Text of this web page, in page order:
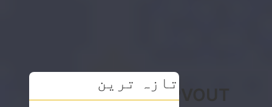
PVOUT
تازہ ترین